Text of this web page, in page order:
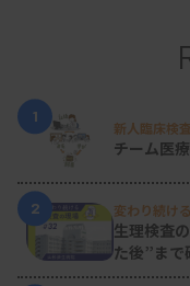
機器更
運用のキーマ
当院における血糖
が関わるため、正
訓練が不可欠です
1
新人臨床検
チーム医
2 変わり続け
生理検査
た後”まで